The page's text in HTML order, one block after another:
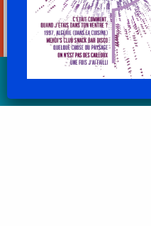
tiers sont